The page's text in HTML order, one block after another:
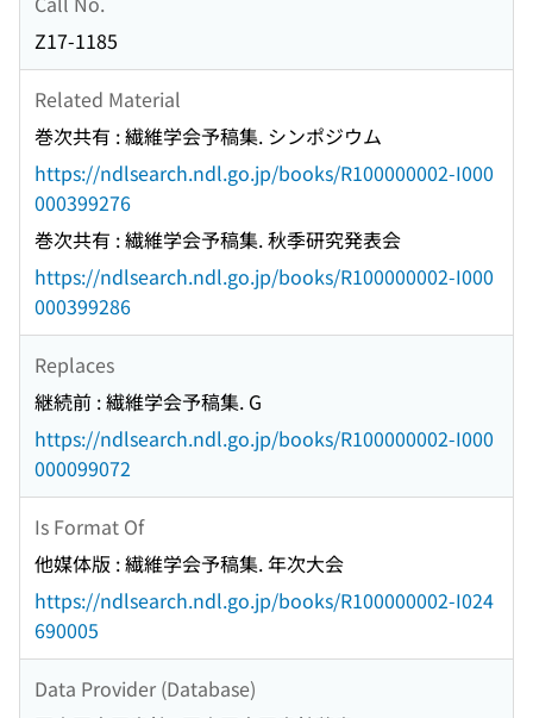
Z17-1185
Related Material
巻次共有 : 繊維学会予稿集. シンポジウム
https://ndlsearch.ndl.go.jp/books/R100000002-I000
000399276
巻次共有 : 繊維学会予稿集. 秋季研究発表会
https://ndlsearch.ndl.go.jp/books/R100000002-I000
000399286
Replaces
継続前 : 繊維学会予稿集. G
https://ndlsearch.ndl.go.jp/books/R100000002-I000
000099072
Is Format Of
他媒体版 : 繊維学会予稿集. 年次大会
https://ndlsearch.ndl.go.jp/books/R100000002-I024
690005
Data Provider (Database)